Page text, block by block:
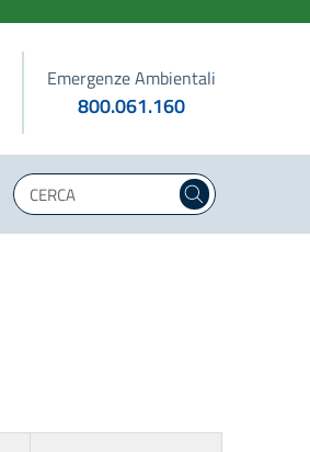
Emergenze Ambientali
800.061.160